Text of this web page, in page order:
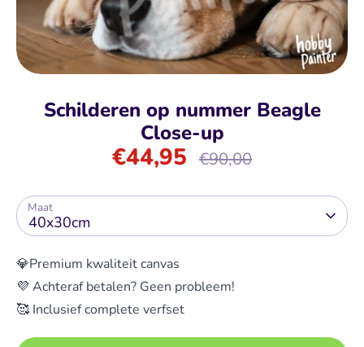
Schilderen op nummer Beagle
Close-up
€44,95
Normale
€90,00
Maat
40x30cm
💎Premium kwaliteit canvas
💜 Achteraf betalen? Geen probleem!
🥰 Inclusief complete verfset